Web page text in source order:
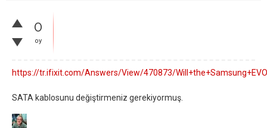
0
oy
https://tr.ifixit.com/Answers/View/470873/
SATA kablosunu değiştirmeniz gerekiyormuş.